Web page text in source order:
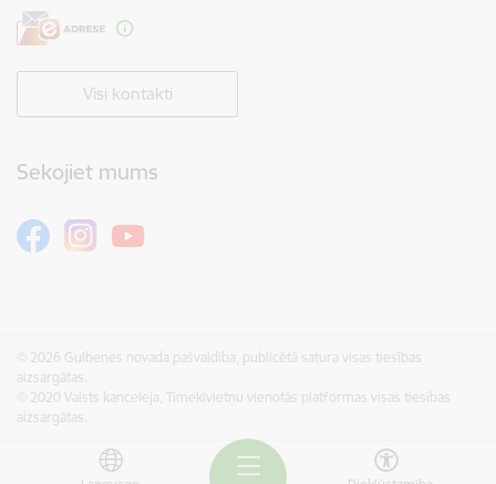
Visi kontakti
Sekojiet mums
© 2026 Gulbenes novada pašvaldība, publicētā satura visas tiesības
aizsargātas.
© 2020 Valsts kanceleja, Tīmekļvietņu vienotās platformas visas tiesības
aizsargātas.